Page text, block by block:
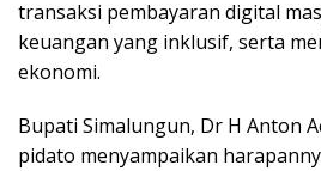
transaksi pembayaran digital
keuangan yang inklusif, serta
ekonomi.
Bupati Simalungun, Dr H Anton
pidato menyampaikan